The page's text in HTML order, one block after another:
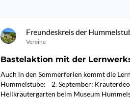
Freundeskreis der
Vereine
Bastelaktion mit der
Auch in den Sommerferien kommt die
Hummelstube: 2. September:
Heilkräutergarten beim Museum